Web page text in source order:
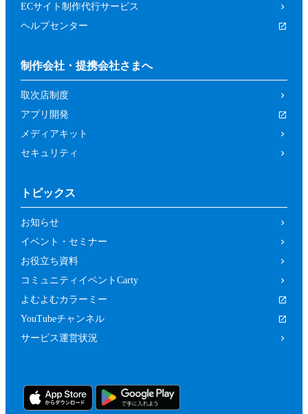
ECサイト制作代行サービス
ヘルプセンター
制作会社・提携会社さまへ
取次店制度
アプリ開発
メディアキット
セキュリティ
トピックス
お知らせ
イベント・セミナー
お役立ち資料
コミュニティイベントCarty
よむよむカラーミー
YouTubeチャンネル
サービス運営状況